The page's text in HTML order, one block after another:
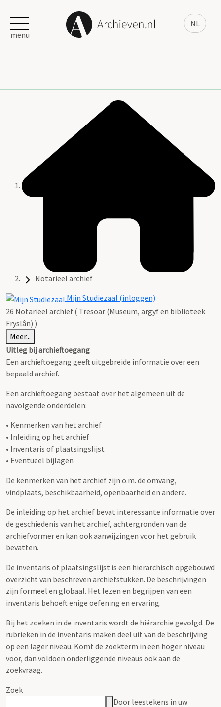
NL
menu
Notarieel archief
Mijn Studiezaal (inloggen)
26 Notarieel archief ( Tresoar (Museum, argyf en biblioteek
Fryslân) )
Meer...
Uitleg bij archieftoegang
Een archieftoegang geeft uitgebreide informatie over een
bepaald archief.
Een archieftoegang bestaat over het algemeen uit de
navolgende onderdelen:
• Kenmerken van het archief
• Inleiding op het archief
• Inventaris of plaatsingslijst
• Eventueel bijlagen
De kenmerken van het archief zijn o.m. de omvang,
vindplaats, beschikbaarheid, openbaarheid en andere.
De inleiding op het archief bevat interessante informatie over
de geschiedenis van het archief, achtergronden van de
archiefvormer en kan ook aanwijzingen voor het gebruik
bevatten.
De inventaris of plaatsingslijst is een hiërarchisch opgebouwd
overzicht van beschreven archiefstukken. De beschrijvingen
zijn formeel en globaal. Het lezen en begrijpen van een
inventaris behoeft enige oefening en ervaring.
Bij het zoeken in de inventaris wordt de hiërarchie gevolgd. De
rubrieken in de inventaris maken deel uit van de beschrijving
op een lager niveau. Komt de zoekterm in een hoger niveau
voor, dan voldoen onderliggende niveaus ook aan de
zoekvraag.
Zoek
Door leestekens in uw